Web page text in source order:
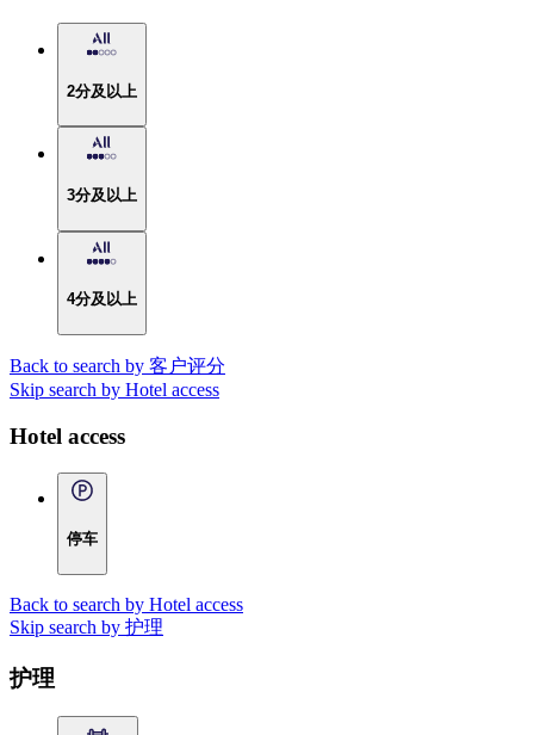
2分及以上
3分及以上
4分及以上
Back to search by 客户评分
Skip search by Hotel access
Hotel access
停车
Back to search by Hotel access
Skip search by 护理
护理